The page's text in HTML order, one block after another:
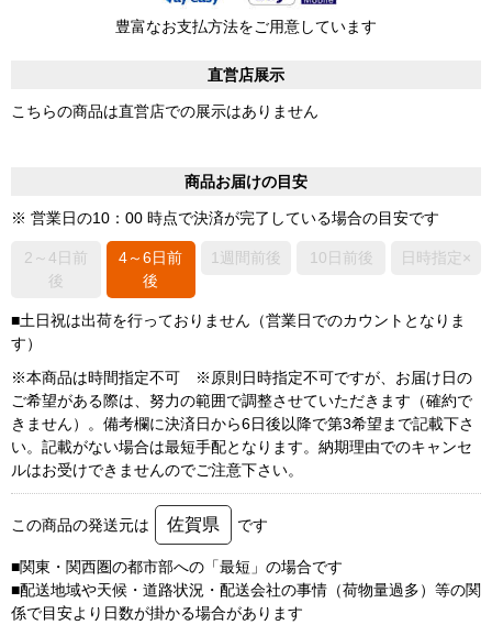
豊富なお支払方法をご用意しています
直営店展示
こちらの商品は直営店での展示はありません
商品お届けの目安
※ 営業日の10：00 時点で決済が完了している場合の目安です
2～4日前
後
4～6日前
後
1週間前後 10日前後 日時指定×
■土日祝は出荷を行っておりません（営業日でのカウントとなりま
す）
※本商品は時間指定不可 ※原則日時指定不可ですが、お届け日の
ご希望がある際は、努力の範囲で調整させていただきます（確約で
きません）。備考欄に決済日から6日後以降で第3希望まで記載下さ
い。記載がない場合は最短手配となります。納期理由でのキャンセ
ルはお受けできませんのでご注意下さい。
この商品の発送元は 佐賀県 です
■関東・関西圏の都市部への「最短」の場合です
■配送地域や天候・道路状況・配送会社の事情（荷物量過多）等の関
係で目安より日数が掛かる場合があります